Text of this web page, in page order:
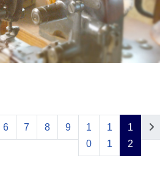
6 7 8 9
1
0
1
1
1
2